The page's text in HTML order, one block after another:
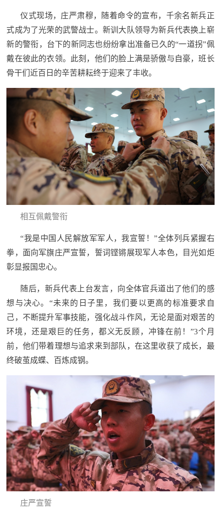
兵
国
防
动
员
国
防
动
员
人
民
防
空
民
空
智
防
智
库
雄
模
范
雄
范
退
军
人
风
采
退
仪式现场，庄严肃穆，随着命令的宣布，千余名新兵正
式成为了光荣的武警战士。新训大队领导为新兵代表换上崭
新的警衔，台下的新同志也纷纷拿出准备已久的“一道拐”佩
戴在彼此的衣领。此刻，他们的脸上满是骄傲与自豪，班长
骨干们近百日的辛苦耕耘终于迎来了丰收。
相互佩戴警衔
“我是中国人民解放军军人，我宣誓！”全体列兵紧握右
拳，面向军旗庄严宣誓，誓词铿锵展现军人本色，目光如炬
彰显报国忠心。
随后，新兵代表上台发言，向全体官兵道出了他们的感
想与决心。“未来的日子里，我们要以更高的标准要求自
己，不断提升军事技能，强化战斗作风，无论是面对艰苦的
环境，还是艰巨的任务，都义无反顾，冲锋在前！”3个月
前，他们带着理想与追求来到部队，在这里收获了成长，最
终破茧成蝶、百炼成钢。
庄严宣誓